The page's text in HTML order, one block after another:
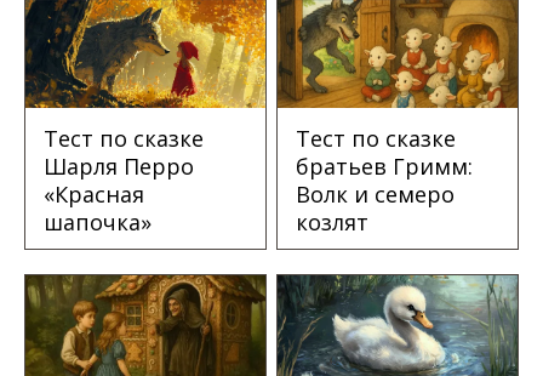
Тест по сказке
Шарля Перро
«Красная
шапочка»
Тест по сказке
братьев Гримм:
Волк и семеро
козлят